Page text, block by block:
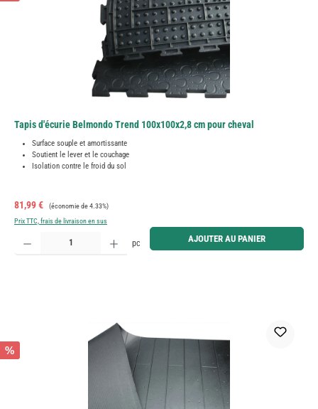
Tapis d'écurie Belmondo Trend 100x100x2,8 cm pour cheval
Surface souple et amortissante
Soutient le lever et le couchage
Isolation contre le froid du sol
Prix de vente :
81,99 € Prix régulier :
(économie de 4.33%)
Prix TTC, frais de livraison en sus
Quantité de produit : Entrez la quantité souhaitée ou utilisez les boutons pour augmenter ou
pc AJOUTER AU PANIER
%